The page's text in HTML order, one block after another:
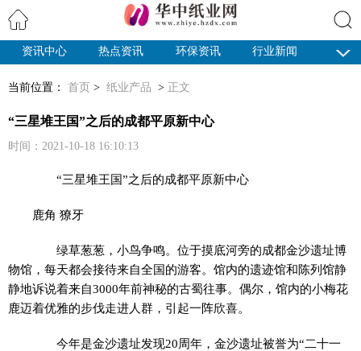
搜索
资讯中心 热点资讯 环保资讯
行业新闻
当前位置： 首页 > 纸业产品 > 正文
“三星堆王国”之后的成都平原新中心
时间：2021-10-18 16:10:13
“三星堆王国”之后的成都平原新中心
鹿角 獠牙
绿草葱葱，小鸟争鸣。位于摸底河旁的成都金沙遗址博
物馆，每天都会接待来自全国的游客。馆内的遗迹馆和陈列馆静
静地诉说着来自3000年前神秘的古蜀往事。偶尔，馆内的小梅花
鹿迈着优雅的步伐走进人群，引起一阵欣喜。
今年是金沙遗址发现20周年，金沙遗址被誉为“二十一